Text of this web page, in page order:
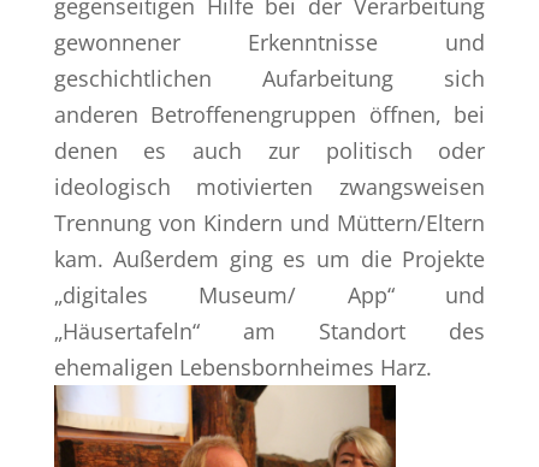
gewonnener Erkenntnisse und
geschichtlichen Aufarbeitung sich
anderen Betroffenengruppen öffnen, bei
denen es auch zur politisch oder
ideologisch motivierten zwangsweisen
Trennung von Kindern und Müttern/Eltern
kam. Außerdem ging es um die Projekte
„digitales Museum/ App“ und
„Häusertafeln“ am Standort des
ehemaligen Lebensbornheimes Harz.